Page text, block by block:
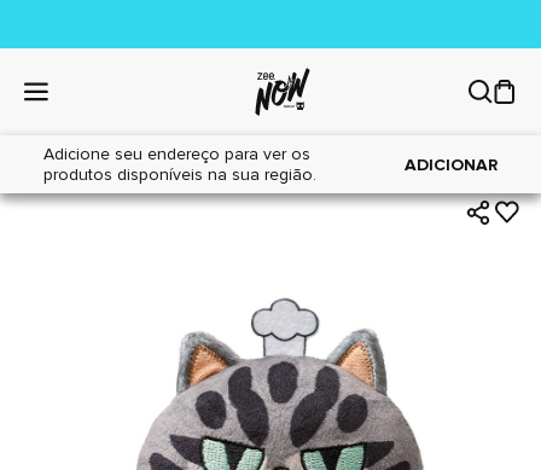
Adicione seu endereço para ver os
produtos disponíveis na sua região.
ADICIONAR
Home|Gatos|Brinquedos